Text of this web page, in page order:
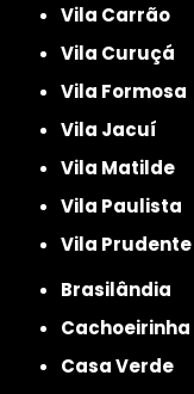
Vila Carrão
Vila Curuçá
Vila Formosa
Vila Jacuí
Vila Matilde
Vila Paulista
Vila Prudente
Brasilândia
Cachoeirinha
Casa Verde